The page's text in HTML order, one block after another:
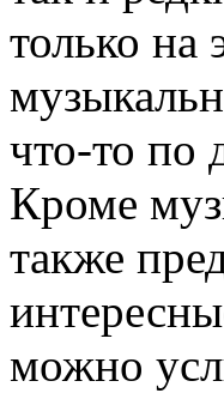
только на
что-то по
Кроме
также
можно